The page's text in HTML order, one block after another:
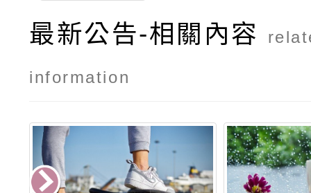
最新公告-相關內容
information